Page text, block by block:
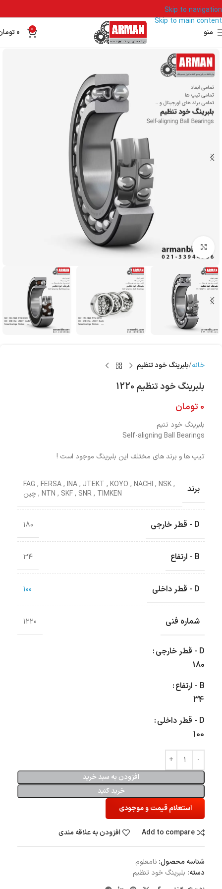
Skip to navigation
Skip to main content
منو
0
0
بزرگنمایی تصویر
خانه بلبرینگ‌ خود تنظیم
بلبرینگ‌ خود تنظیم 1220
0 تومان
بلبرینگ خود تنیم
Self-aligning Ball Bearings
تیپ ها و برند های مختلف این بلبرینگ موجود است !
برند FAG , FERSA, INA, JTEKT , KOYO , NACHI , NSK,
NTN , SKF, SNR, TIMKEN
,چین
D - قطر خارجی 180
B - ارتفاع 34
D - قطر داخلی 100
شماره فنی 1220
D - قطر خارجی
180
B - ارتفاع
34
D - قطر داخلی
100
افزودن به سبد خرید
خرید کنید
استعلام قیمت و موجودی
Add to compare افزودن به علاقه مندی
شناسه محصول: نامعلوم
دسته: بلبرینگ‌ خود تنظیم